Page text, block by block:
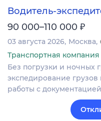
Водитель-
90 000–110 000 ₽
03 августа 2026 Москва
Транспортная компания
Без погрузки и ночных
экспедирование
работы с